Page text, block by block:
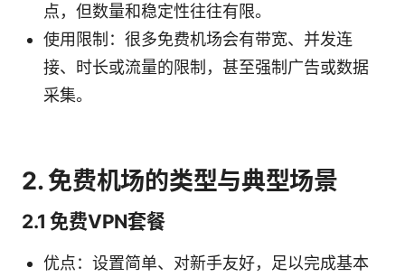
点，但数量和稳定性往往有限。
使用限制：很多免费机场会有带宽、并发连
接、时长或流量的限制，甚至强制广告或数据
采集。
2. 免费机场的类型与典型场景
2.1 免费VPN套餐
优点：设置简单、对新手友好，足以完成基本